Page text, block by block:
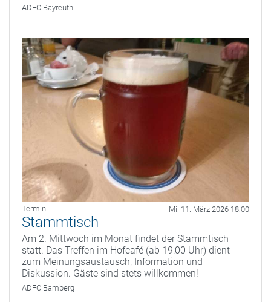
ADFC Bayreuth
Termin Mi. 11. März 2026 18:00
Stammtisch
Am 2. Mittwoch im Monat findet der Stammtisch
statt. Das Treffen im Hofcafé (ab 19:00 Uhr) dient
zum Meinungsaustausch, Information und
Diskussion. Gäste sind stets willkommen!
ADFC Bamberg